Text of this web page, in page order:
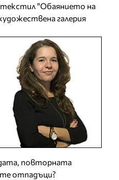
"Обаянието на
галерия
повторната
отпадъци?